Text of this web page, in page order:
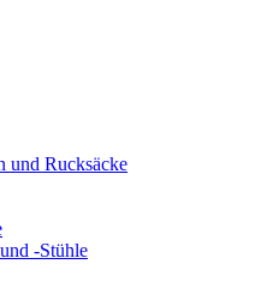
und Rucksäcke
-Stühle